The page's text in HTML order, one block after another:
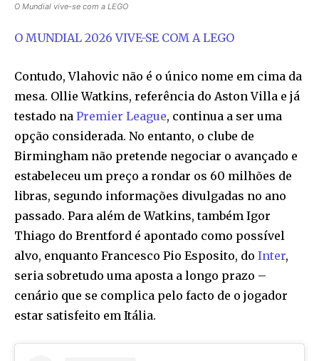
O Mundial vive-se com a LEGO
O MUNDIAL 2026 VIVE-SE COM A LEGO
Contudo, Vlahovic não é o único nome em cima da
mesa. Ollie Watkins, referência do Aston Villa e já
testado na Premier League, continua a ser uma
opção considerada. No entanto, o clube de
Birmingham não pretende negociar o avançado e
estabeleceu um preço a rondar os 60 milhões de
libras, segundo informações divulgadas no ano
passado. Para além de Watkins, também Igor
Thiago do Brentford é apontado como possível
alvo, enquanto Francesco Pio Esposito, do Inter,
seria sobretudo uma aposta a longo prazo –
cenário que se complica pelo facto de o jogador
estar satisfeito em Itália.